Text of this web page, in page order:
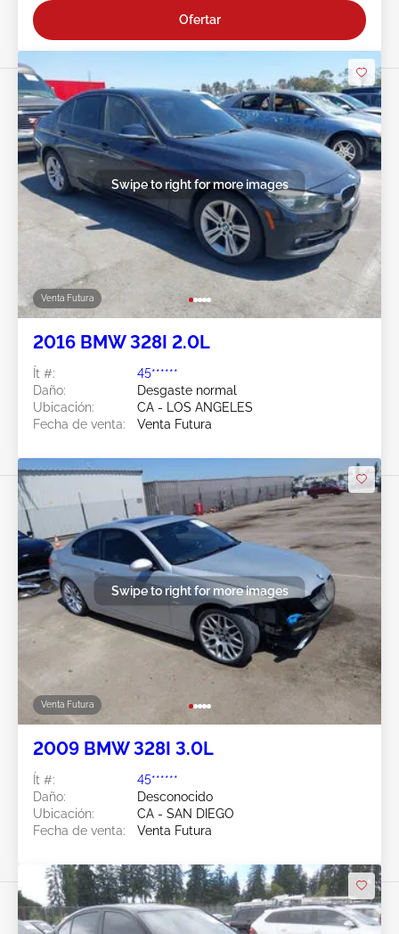
Ofertar
Venta Futura
Swipe to right for more images
2016 BMW 328I 2.0L
Ít #:
45******
Daño:
Desgaste normal
Ubicación:
CA - LOS ANGELES
Fecha de venta:
Venta Futura
Venta Futura
Swipe to right for more images
2009 BMW 328I 3.0L
Ít #:
45******
Daño:
Desconocido
Ubicación:
CA - SAN DIEGO
Fecha de venta:
Venta Futura